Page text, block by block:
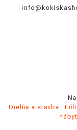
Dielňa a stavba